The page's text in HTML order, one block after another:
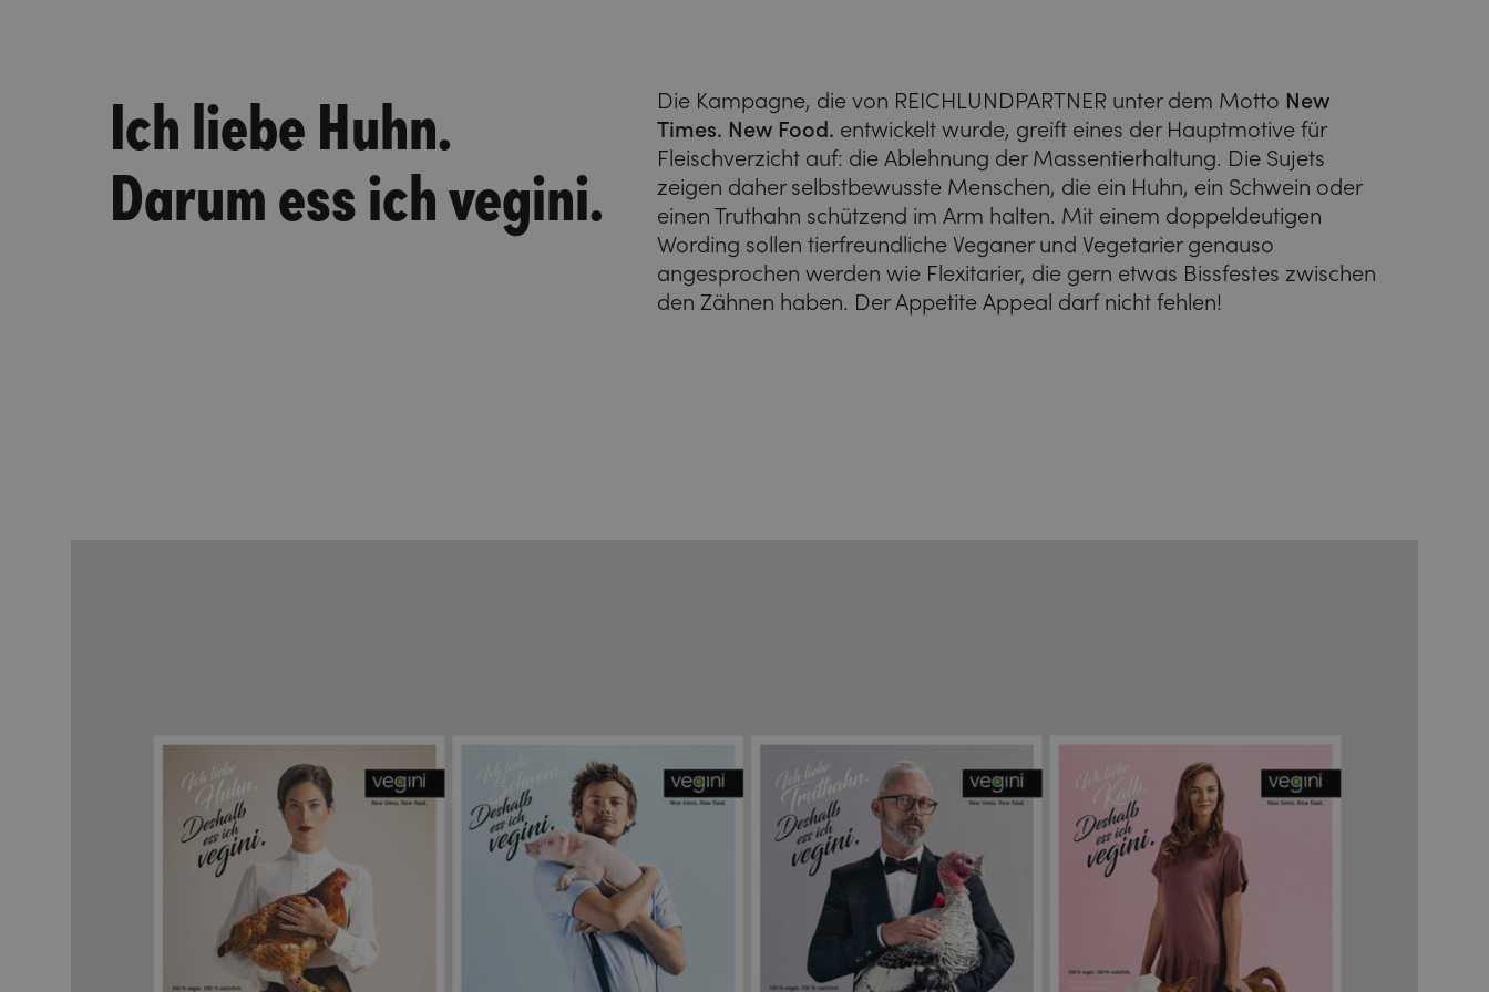
Ich liebe Huhn.
Darum ess ich vegini.
Die Kampagne, die von REICHLUNDPARTNER unter dem Motto New
Times. New Food. entwickelt wurde, greift eines der Hauptmotive für
Fleischverzicht auf: die Ablehnung der Massentierhaltung. Die Sujets
zeigen daher selbstbewusste Menschen, die ein Huhn, ein Schwein oder
einen Truthahn schützend im Arm halten. Mit einem doppeldeutigen
Wording sollen tierfreundliche Veganer und Vegetarier genauso
angesprochen werden wie Flexitarier, die gern etwas Bissfestes zwischen
den Zähnen haben. Der Appetite Appeal darf nicht fehlen!